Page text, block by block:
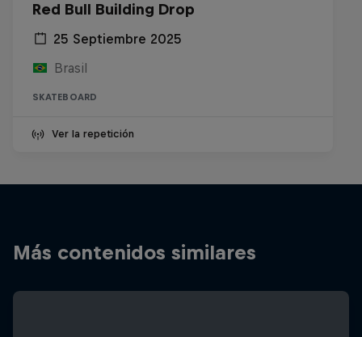
Red Bull Building Drop
25 Septiembre 2025
Brasil
SKATEBOARD
Ver la repetición
Más contenidos similares